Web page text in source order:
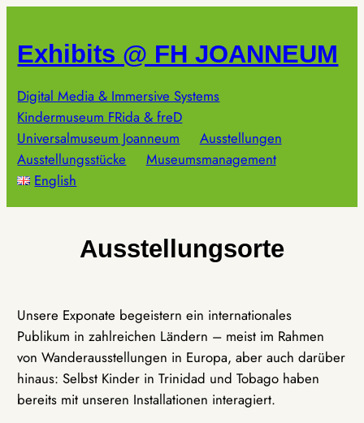
springen
Exhibits @ FH JOANNEUM
Digital Media & Immersive Systems
Kindermuseum FRida & freD
Universalmuseum Joanneum
Ausstellungen
Ausstellungsstücke
Museumsmanagement
English
Ausstellungsorte
Unsere Exponate begeistern ein internationales
Publikum in zahlreichen Ländern – meist im Rahmen
von Wanderausstellungen in Europa, aber auch darüber
hinaus: Selbst Kinder in Trinidad und Tobago haben
bereits mit unseren Installationen interagiert.